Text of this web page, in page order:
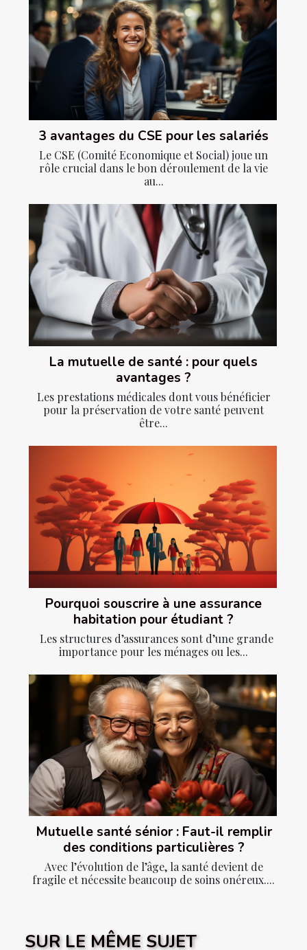
3 avantages du CSE pour les salariés
Le CSE (Comité Economique et Social) joue un
rôle crucial dans le bon déroulement de la vie
au...
La mutuelle de santé : pour quels
avantages ?
Les prestations médicales dont vous bénéficier
pour la préservation de votre santé peuvent
être...
Pourquoi souscrire à une assurance
habitation pour étudiant ?
Les structures d’assurances sont d’une grande
importance pour les ménages ou les...
Mutuelle santé sénior : Faut-il remplir
des conditions particulières ?
Avec l’évolution de l’âge, la santé devient de
fragile et nécessite beaucoup de soins onéreux....
SUR LE MÊME SUJET